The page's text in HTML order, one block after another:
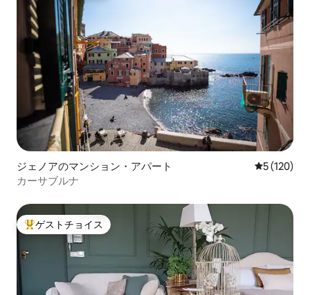
ジェノアのマンション・アパート レビュー
5 (120)
カーサブルナ
大好評のゲストチョイスです。
ゲストチョイス